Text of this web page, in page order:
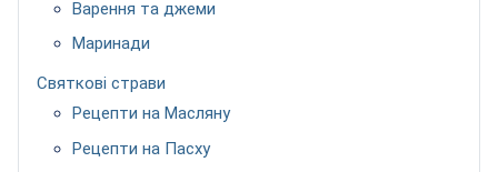
Варення та джеми
Маринади
Святкові страви
Рецепти на Масляну
Рецепти на Пасху